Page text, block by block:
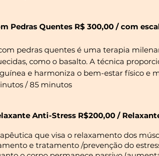
Pedras Quentes R$ 300,00 / com
pedras quentes é uma terapia
como o basalto. A técnica
e harmoniza o bem-estar físico e
/ 85 minutos
Anti-Stress R$200,00 /
que visa o relaxamento dos
e tratamento /prevenção do